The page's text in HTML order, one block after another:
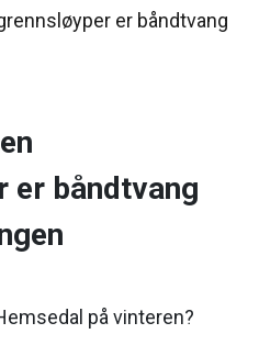
er båndtvang
er båndtvang
på vinteren?